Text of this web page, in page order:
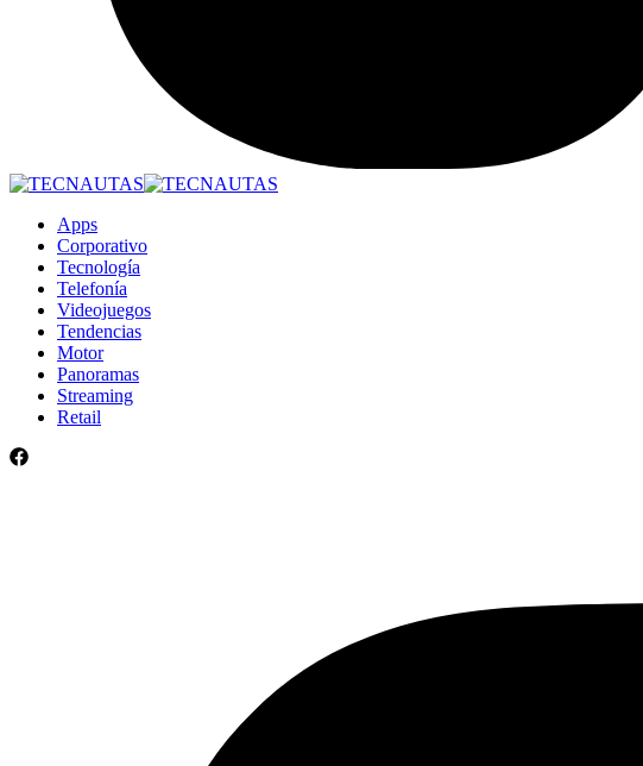
Apps
Corporativo
Tecnología
Telefonía
Videojuegos
Tendencias
Motor
Panoramas
Streaming
Retail